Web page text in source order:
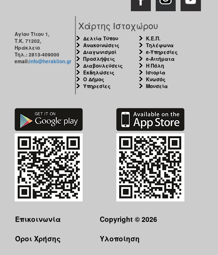
Αγίου Τίτου 1,
Τ.Κ. 71202,
Ηράκλειο
Τηλ.: 2813-409000
email:info@heraklion.gr
Χάρτης Ιστοχώρου
Δελτία Τύπου
Ανακοινώσεις
Διαγωνισμοί
Προσλήψεις
Διαβουλεύσεις
Εκδηλώσεις
Ο Δήμος
Υπηρεσίες
Κ.Ε.Π.
Τηλέφωνα
e-Υπηρεσίες
e-Αιτήματα
Η Πόλη
Ιστορία
Κνωσός
Μουσεία
Επικοινωνία
Όροι Χρήσης
Copyright © 2026
Υλοποίηση